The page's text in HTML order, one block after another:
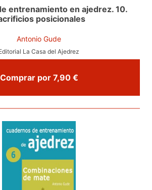
entrenamiento en ajedrez. 10.
posicionales
Antonio Gude
La Casa del Ajedrez
Comprar por 7,90 €